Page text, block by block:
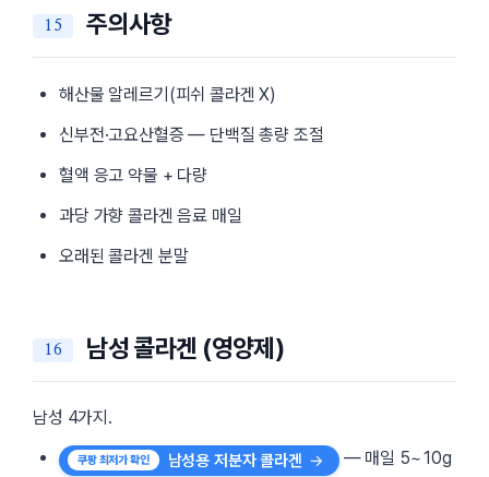
주의사항
해산물 알레르기(피쉬 콜라겐 X)
신부전·고요산혈증 — 단백질 총량 조절
혈액 응고 약물 + 다량
과당 가향 콜라겐 음료 매일
오래된 콜라겐 분말
남성 콜라겐 (영양제)
남성 4가지.
남성용 저분자 콜라겐 — 매일 5~10g